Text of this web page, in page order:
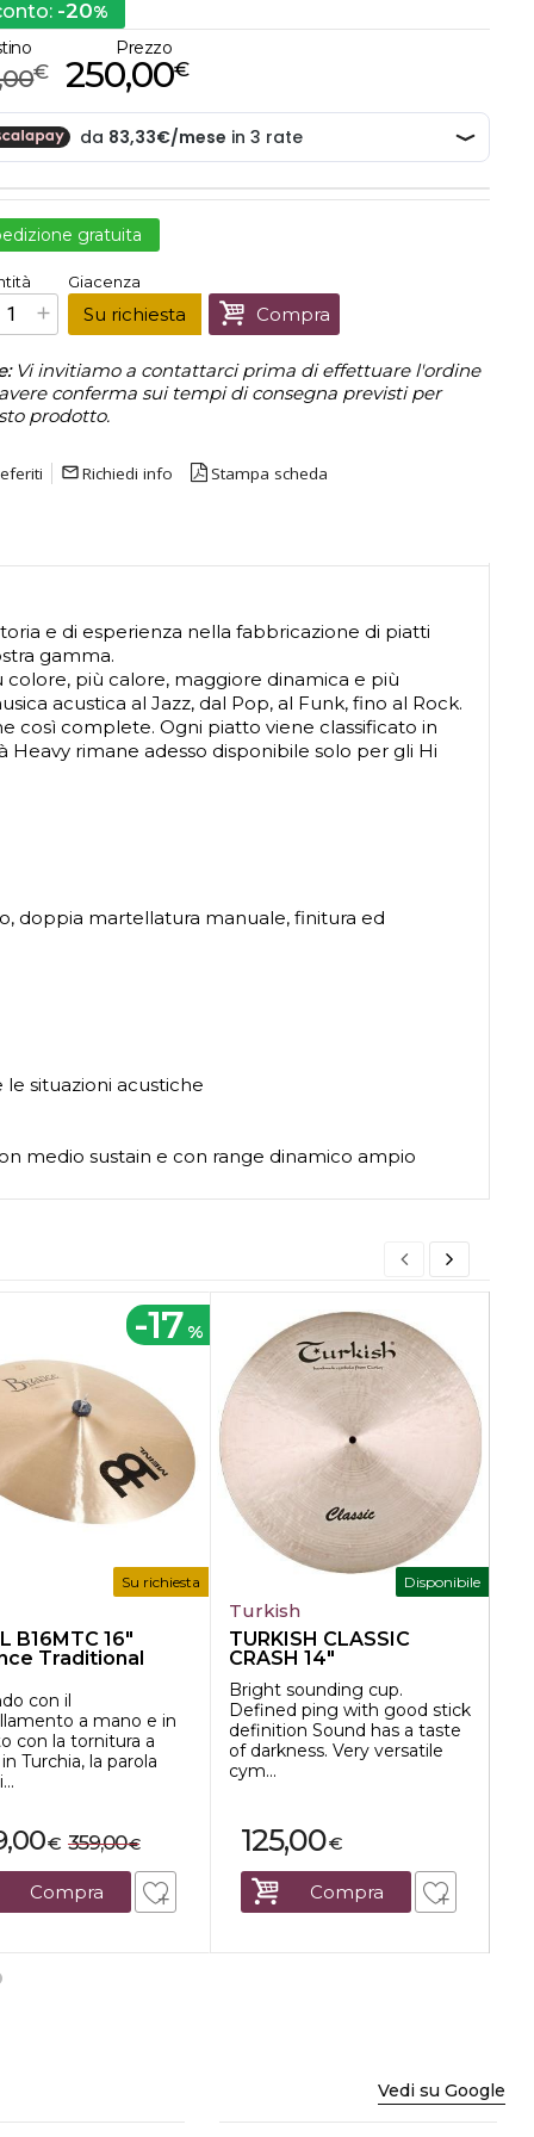
-20%
€
Prezzo
€
250,00
gratuita
Prezzo finale:€250,00
Giacenza
Su richiesta Compra
Vi invitiamo a contattarci prima di effettuare l'ordine
conferma sui tempi di consegna previsti per
prodotto.
mail_outline Richiedi info Stampa scheda
e di esperienza nella fabbricazione di piatti
gamma.
più calore, maggiore dinamica e più
acustica al Jazz, dal Pop, al Funk, fino al Rock.
così complete. Ogni piatto viene classificato in
rimane adesso disponibile solo per gli Hi
doppia martellatura manuale, finitura ed
le situazioni acustiche
medio sustain e con range dinamico ampio
-17 %
Su richiesta
B16MTC 16"
Traditional
con il
a mano e in
con la tornitura a
Turchia, la parola
€ €
359,00
Compra
Disponibile
Turkish
TURKISH CLASSIC
CRASH 14"
Bright sounding cup.
Defined ping with good stick
definition Sound has a taste
of darkness. Very versatile
cym...
€
125,00
Compra
Vedi su Google